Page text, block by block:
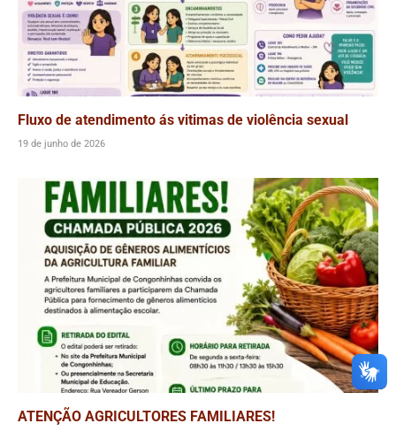
Fluxo de atendimento ás vitimas de violência sexual
19 de junho de 2026
ATENÇÃO AGRICULTORES FAMILIARES!